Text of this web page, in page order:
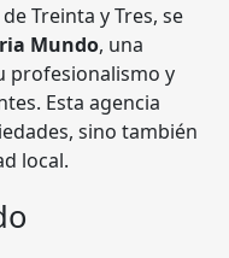
Treinta y Tres, se
Mundo, una
profesionalismo y
Esta agencia
sino también
local.